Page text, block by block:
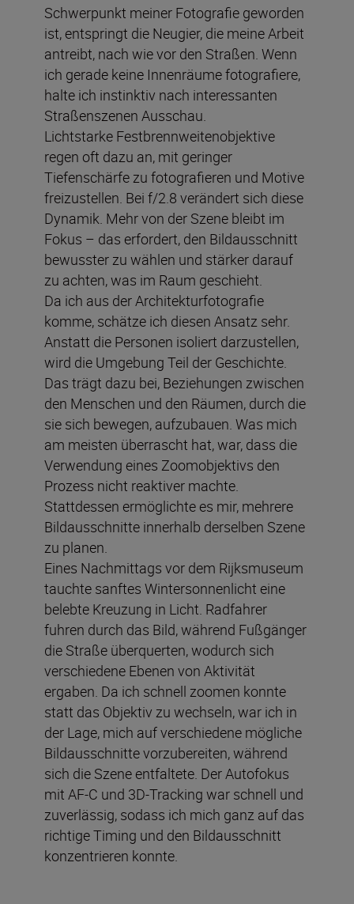
Schwerpunkt meiner Fotografie geworden
ist, entspringt die Neugier, die meine Arbeit
antreibt, nach wie vor den Straßen. Wenn
ich gerade keine Innenräume fotografiere,
halte ich instinktiv nach interessanten
Straßenszenen Ausschau.
Lichtstarke Festbrennweitenobjektive
regen oft dazu an, mit geringer
Tiefenschärfe zu fotografieren und Motive
freizustellen. Bei f/2.8 verändert sich diese
Dynamik. Mehr von der Szene bleibt im
Fokus – das erfordert, den Bildausschnitt
bewusster zu wählen und stärker darauf
zu achten, was im Raum geschieht.
Da ich aus der Architekturfotografie
komme, schätze ich diesen Ansatz sehr.
Anstatt die Personen isoliert darzustellen,
wird die Umgebung Teil der Geschichte.
Das trägt dazu bei, Beziehungen zwischen
den Menschen und den Räumen, durch die
sie sich bewegen, aufzubauen. Was mich
am meisten überrascht hat, war, dass die
Verwendung eines Zoomobjektivs den
Prozess nicht reaktiver machte.
Stattdessen ermöglichte es mir, mehrere
Bildausschnitte innerhalb derselben Szene
zu planen.
Eines Nachmittags vor dem Rijksmuseum
tauchte sanftes Wintersonnenlicht eine
belebte Kreuzung in Licht. Radfahrer
fuhren durch das Bild, während Fußgänger
die Straße überquerten, wodurch sich
verschiedene Ebenen von Aktivität
ergaben. Da ich schnell zoomen konnte
statt das Objektiv zu wechseln, war ich in
der Lage, mich auf verschiedene mögliche
Bildausschnitte vorzubereiten, während
sich die Szene entfaltete. Der Autofokus
mit AF-C und 3D-Tracking war schnell und
zuverlässig, sodass ich mich ganz auf das
richtige Timing und den Bildausschnitt
konzentrieren konnte.